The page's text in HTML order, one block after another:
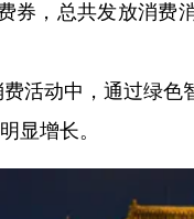
券，总共发放消费
活动中，通过绿
显增长。